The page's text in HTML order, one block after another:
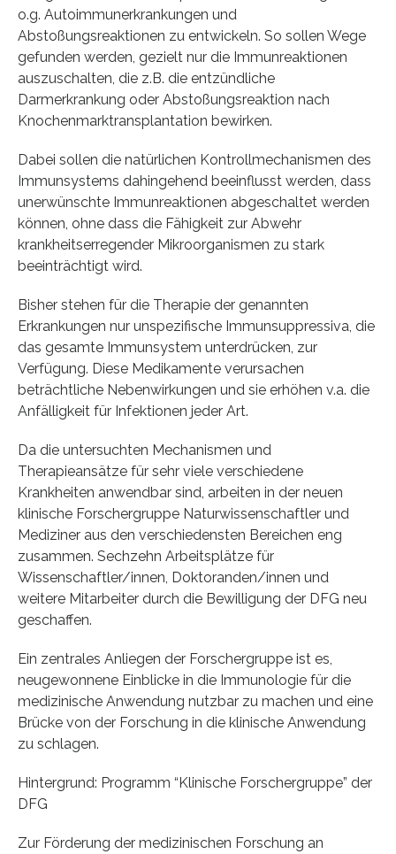
o.g. Autoimmunerkrankungen und
Abstoßungsreaktionen zu entwickeln. So sollen Wege
gefunden werden, gezielt nur die Immunreaktionen
auszuschalten, die z.B. die entzündliche
Darmerkrankung oder Abstoßungsreaktion nach
Knochenmarktransplantation bewirken.
Dabei sollen die natürlichen Kontrollmechanismen des
Immunsystems dahingehend beeinflusst werden, dass
unerwünschte Immunreaktionen abgeschaltet werden
können, ohne dass die Fähigkeit zur Abwehr
krankheitserregender Mikroorganismen zu stark
beeinträchtigt wird.
Bisher stehen für die Therapie der genannten
Erkrankungen nur unspezifische Immunsuppressiva, die
das gesamte Immunsystem unterdrücken, zur
Verfügung. Diese Medikamente verursachen
beträchtliche Nebenwirkungen und sie erhöhen v.a. die
Anfälligkeit für Infektionen jeder Art.
Da die untersuchten Mechanismen und
Therapieansätze für sehr viele verschiedene
Krankheiten anwendbar sind, arbeiten in der neuen
klinische Forschergruppe Naturwissenschaftler und
Mediziner aus den verschiedensten Bereichen eng
zusammen. Sechzehn Arbeitsplätze für
Wissenschaftler/innen, Doktoranden/innen und
weitere Mitarbeiter durch die Bewilligung der DFG neu
geschaffen.
Ein zentrales Anliegen der Forschergruppe ist es,
neugewonnene Einblicke in die Immunologie für die
medizinische Anwendung nutzbar zu machen und eine
Brücke von der Forschung in die klinische Anwendung
zu schlagen.
Hintergrund: Programm “Klinische Forschergruppe” der
DFG
Zur Förderung der medizinischen Forschung an